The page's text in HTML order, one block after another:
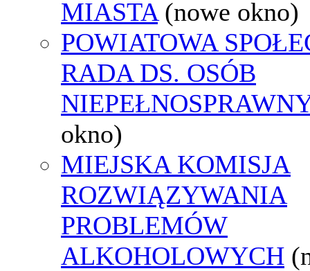
MIASTA (nowe okno)
POWIATOWA
RADA DS. OSÓB
okno)
MIEJSKA KOMISJA
ROZWIĄZYWANIA
PROBLEMÓW
ALKOHOLOWYCH